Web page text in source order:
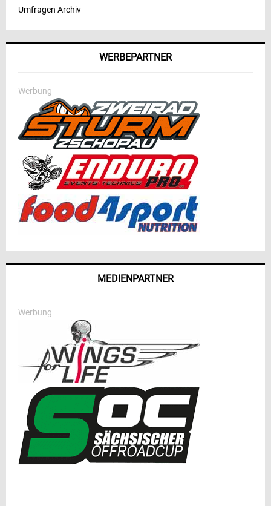
Umfragen Archiv
WERBEPARTNER
Werbung
MEDIENPARTNER
Werbung